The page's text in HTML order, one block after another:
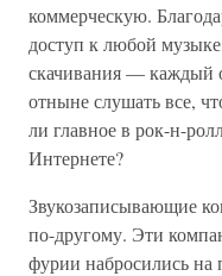
коммерческую.
доступ к любой
скачивания — каждый
отныне слушать все,
ли главное в рок-н-
Интернете?
Звукозаписывающие
по-другому. Эти
фурии набросились